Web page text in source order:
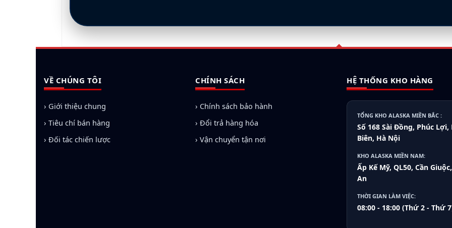
VỀ CHÚNG TÔI
› Giới thiệu chung
› Tiêu chí bán hàng
› Đối tác chiến lược
CHÍNH SÁCH
› Chính sách bảo hành
› Đổi trả hàng hóa
› Vận chuyển tận nơi
HỆ THỐNG KHO HÀNG
TỔNG KHO ALASKA MIỀN BẮC :
Số 168 Sài Đồng, Phúc Lợi,
Biên, Hà Nội
KHO ALASKA MIỀN NAM:
Ấp Kế Mỹ, QL50, Cần
An
THỜI GIAN LÀM VIỆC:
08:00 - 18:00 (Thứ 2 - Thứ